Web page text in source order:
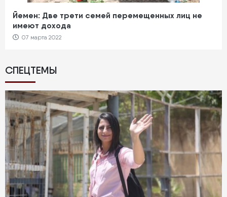
Йемен: Две трети семей перемещенных лиц не
имеют дохода
07 марта 2022
СПЕЦТЕМЫ